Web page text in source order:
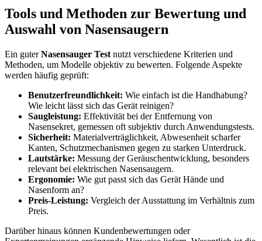
Tools und Methoden zur Bewertung und
Auswahl von Nasensaugern
Ein guterNasensauger Test nutzt verschiedene Kriterien und
Methoden, um Modelle objektiv zu bewerten. Folgende Aspekte
werden häufig geprüft:
Benutzerfreundlichkeit: Wie einfach ist die Handhabung?
Wie leicht lässt sich das Gerät reinigen?
Saugleistung: Effektivität bei der Entfernung von
Nasensekret, gemessen oft subjektiv durch Anwendungstests.
Sicherheit: Materialverträglichkeit, Abwesenheit scharfer
Kanten, Schutzmechanismen gegen zu starken Unterdruck.
Lautstärke: Messung der Geräuschentwicklung, besonders
relevant bei elektrischen Nasensaugern.
Ergonomie: Wie gut passt sich das Gerät Hände und
Nasenform an?
Preis-Leistung: Vergleich der Ausstattung im Verhältnis zum
Preis.
Darüber hinaus können Kundenbewertungen oder